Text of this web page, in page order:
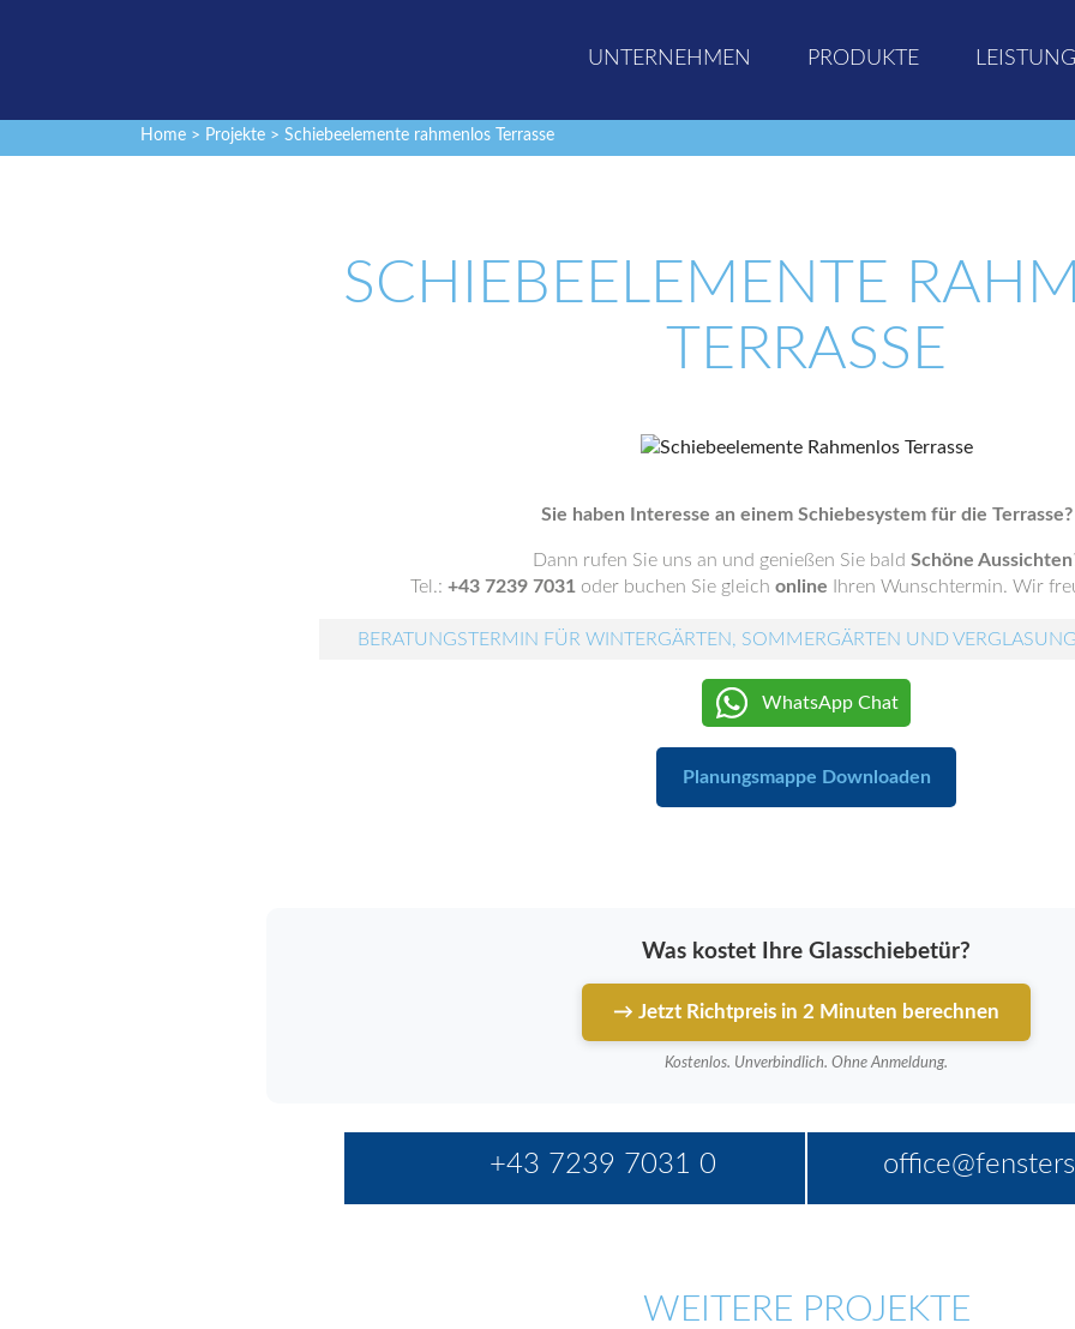
UNTERNEHMEN PRODUKTE
Home > Projekte > Schiebeelemente rahmenlos Terrasse
SCHIEBEELEMENTE
TERRASSE
Sie haben Interesse an einem Schiebesystem für die Terrasse?
Dann rufen Sie uns an und genießen Sie bald Schöne Aussichten
Tel.: +43 7239 7031 oder buchen Sie gleich online Ihren Wunschtermin. Wir
BERATUNGSTERMIN FÜR WINTERGÄRTEN, SOMMERGÄRTEN UND
WhatsApp Chat
Planungsmappe Downloaden
Was kostet Ihre Glasschiebetür?
→ Jetzt Richtpreis in 2 Minuten berechnen
Kostenlos. Unverbindlich. Ohne Anmeldung.
+43 7239 7031 0
WEITERE PROJEKTE